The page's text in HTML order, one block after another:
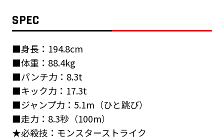
SPEC
■身長：194.8cm
■体重：88.4kg
■パンチ力：8.3t
■キック力：17.3t
■ジャンプ力：5.1m（ひと跳び）
■走力：8.3秒（100m）
★必殺技：モンスターストライク